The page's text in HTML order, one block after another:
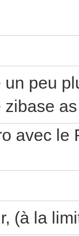
un peu
avec le
(à la